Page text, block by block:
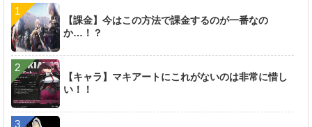
【課金】今はこの方法で課金するのが一番なの
か…！？
【キャラ】マキアートにこれがないのは非常に惜し
い！！